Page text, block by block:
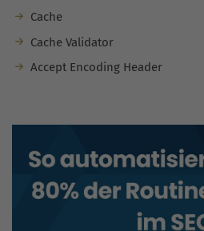
Cache
Cache Validator
Accept Encoding Header